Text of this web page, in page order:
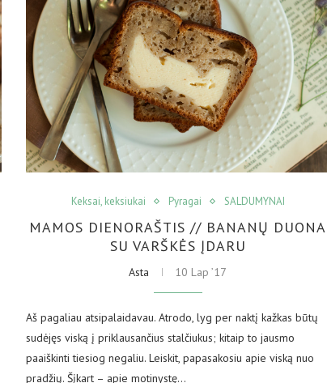
Keksai, keksiukai Pyragai SALDUMYNAI
MAMOS DIENORAŠTIS // BANANŲ DUONA
SU VARŠKĖS ĮDARU
Asta 10 Lap ’17
Aš pagaliau atsipalaidavau. Atrodo, lyg per naktį kažkas būtų
sudėjęs viską į priklausančius stalčiukus; kitaip to jausmo
paaiškinti tiesiog negaliu. Leiskit, papasakosiu apie viską nuo
pradžių. Šįkart – apie motinystę…